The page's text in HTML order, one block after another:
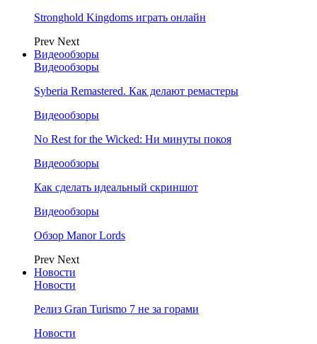
Stronghold Kingdoms играть онлайн
Prev Next
Видеообзоры
Видеообзоры
Syberia Remastered. Как делают ремастеры
Видеообзоры
No Rest for the Wicked: Ни минуты покоя
Видеообзоры
Как сделать идеальный скриншот
Видеообзоры
Обзор Manor Lords
Prev Next
Новости
Новости
Релиз Gran Turismo 7 не за горами
Новости